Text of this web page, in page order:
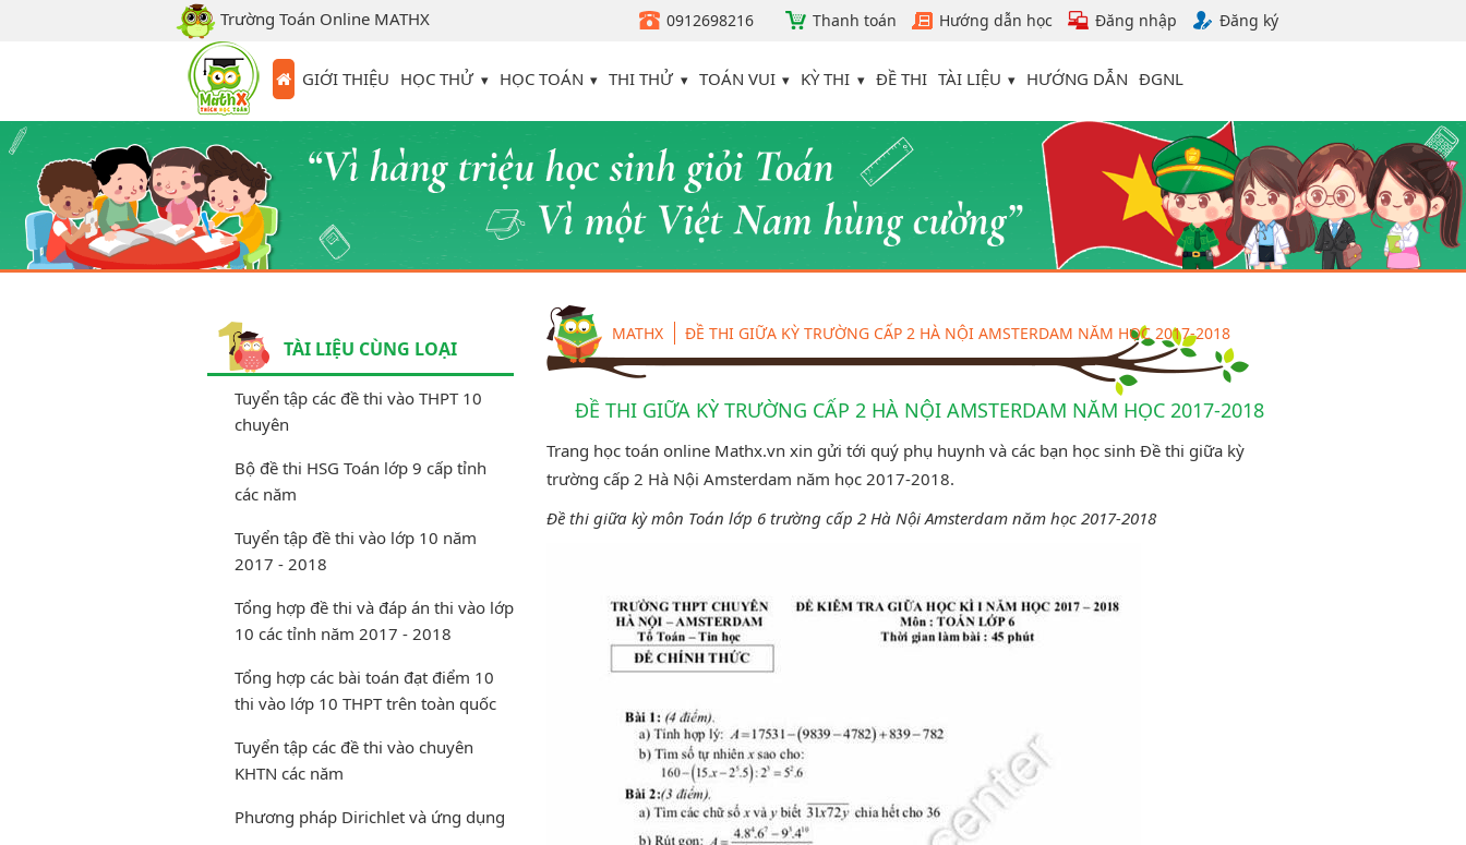
Trường Toán Online MATHX 0912698216 Thanh toán Hướng dẫn học Đăng nhập Đăng ký
GIỚI THIỆU HỌC THỬ HỌC TOÁN THI THỬ TOÁN VUI KỲ THI ĐỀ THI TÀI LIỆU HƯỚNG DẪN ĐGNL
TÀI LIỆU CÙNG LOẠI
Tuyển tập các đề thi vào THPT 10
chuyên
Bộ đề thi HSG Toán lớp 9 cấp tỉnh
các năm
Tuyển tập đề thi vào lớp 10 năm
2017 - 2018
Tổng hợp đề thi và đáp án thi vào lớp
10 các tỉnh năm 2017 - 2018
Tổng hợp các bài toán đạt điểm 10
thi vào lớp 10 THPT trên toàn quốc
Tuyển tập các đề thi vào chuyên
KHTN các năm
Phương pháp Dirichlet và ứng dụng
MATHX ĐỀ THI GIỮA KỲ TRƯỜNG CẤP 2 HÀ NỘI AMSTERDAM NĂM HỌC 2017-2018
ĐỀ THI GIỮA KỲ TRƯỜNG CẤP 2 HÀ NỘI AMSTERDAM NĂM HỌC 2017-2018
Trang học toán online Mathx.vn xin gửi tới quý phụ huynh và các bạn học sinh Đề thi giữa kỳ
trường cấp 2 Hà Nội Amsterdam năm học 2017-2018.
Đề thi giữa kỳ môn Toán lớp 6 trường cấp 2 Hà Nội Amsterdam năm học 2017-2018